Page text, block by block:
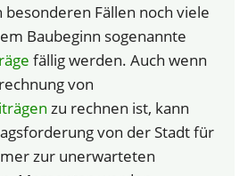
Fällen noch viele
Baubeginn sogenannte
fällig werden. Auch wenn
von
zu rechnen ist, kann
von der Stadt für
zur unerwarteten